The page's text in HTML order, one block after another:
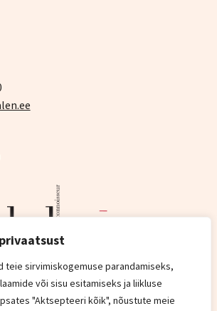
teie sirvimiskogemuse parandamiseks,
või sisu esitamiseks ja liikluse
"Aktsepteeri kõik", nõustute meie
Built with WooCommerce.